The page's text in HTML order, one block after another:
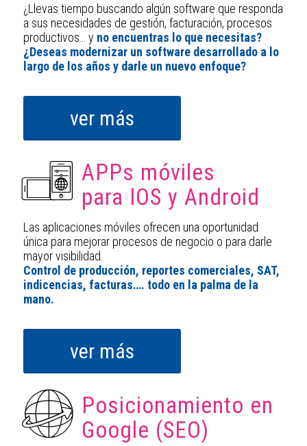
¿Llevas tiempo buscando algún software que responda
a sus necesidades de gestión, facturación, procesos
productivos… y no encuentras lo que necesitas?
¿Deseas modernizar un software desarrollado a lo
largo de los años y darle un nuevo enfoque?
ver más
APPs móviles
para IOS y Android
Las aplicaciones móviles ofrecen una oportunidad
única para mejorar procesos de negocio o para darle
mayor visibilidad.
Control de producción, reportes comerciales, SAT,
indicencias, facturas…. todo en la palma de la
mano.
ver más
Posicionamiento en
Google (SEO)